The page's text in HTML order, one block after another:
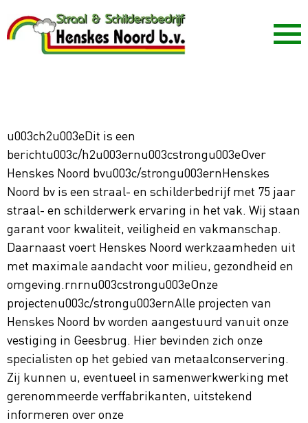
u003ch2u003eDit is een
berichtu003c/h2u003ernu003cstrongu003eOver
Henskes Noord bvu003c/strongu003ernHenskes
Noord bv is een straal- en schilderbedrijf met 75 jaar
straal- en schilderwerk ervaring in het vak. Wij staan
garant voor kwaliteit, veiligheid en vakmanschap.
Daarnaast voert Henskes Noord werkzaamheden uit
met maximale aandacht voor milieu, gezondheid en
omgeving.rnrnu003cstrongu003eOnze
projectenu003c/strongu003ernAlle projecten van
Henskes Noord bv worden aangestuurd vanuit onze
vestiging in Geesbrug. Hier bevinden zich onze
specialisten op het gebied van metaalconservering.
Zij kunnen u, eventueel in samenwerkwerking met
gerenommeerde verffabrikanten, uitstekend
informeren over onze